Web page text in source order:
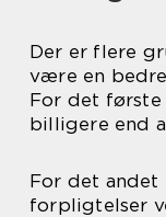
Der er flere
være en
For det
billigere end
For det andet
forpligtelser